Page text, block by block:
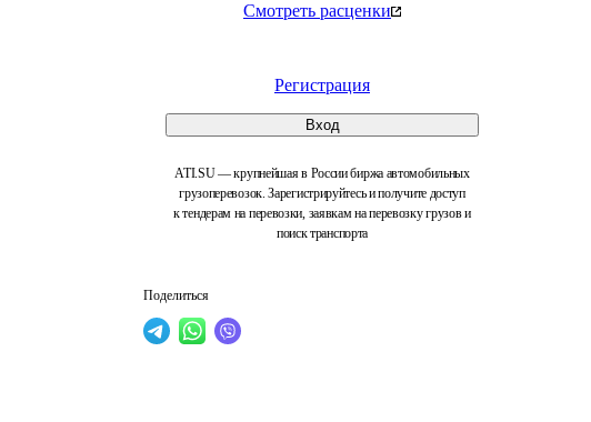
Смотреть расценки
Регистрация
Вход
ATI.SU — крупнейшая в России биржа автомобильных
грузоперевозок. Зарегистрируйтесь и получите доступ
к тендерам на перевозки, заявкам на перевозку грузов и
поиск транспорта
Поделиться